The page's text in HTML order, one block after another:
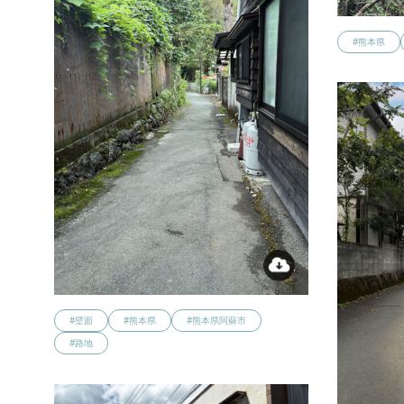
#熊本県
#壁面 #熊本県
#熊本県阿蘇市
#路地